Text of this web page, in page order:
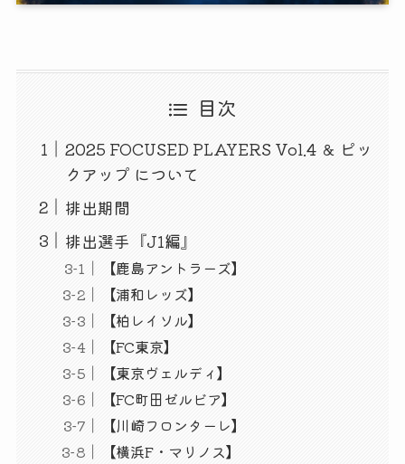
目次
2025 FOCUSED PLAYERS Vol.4 ＆ ピッ
クアップ について
排出期間
排出選手『J1編』
【鹿島アントラーズ】
【浦和レッズ】
【柏レイソル】
【FC東京】
【東京ヴェルディ】
【FC町田ゼルビア】
【川崎フロンターレ】
【横浜F・マリノス】